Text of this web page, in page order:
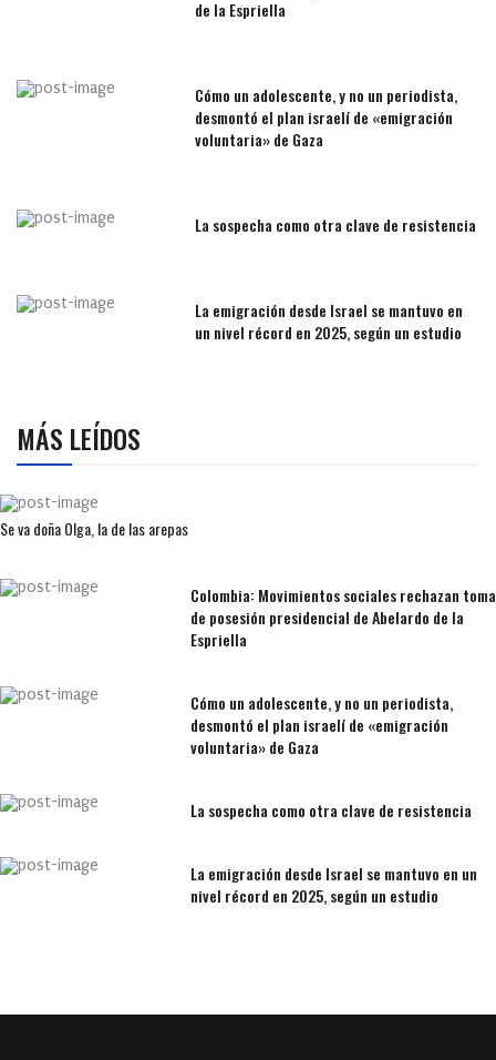
de la Espriella
Cómo un adolescente, y no un periodista,
desmontó el plan israelí de «emigración
voluntaria» de Gaza
La sospecha como otra clave de resistencia
La emigración desde Israel se mantuvo en
un nivel récord en 2025, según un estudio
MÁS LEÍDOS
Se va doña Olga, la de las arepas
Colombia: Movimientos sociales rechazan toma
de posesión presidencial de Abelardo de la
Espriella
Cómo un adolescente, y no un periodista,
desmontó el plan israelí de «emigración
voluntaria» de Gaza
La sospecha como otra clave de resistencia
La emigración desde Israel se mantuvo en un
nivel récord en 2025, según un estudio